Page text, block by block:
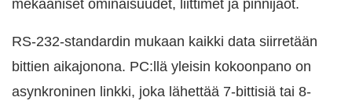
mekaaniset ominaisuudet, liittimet ja pinnijaot.
RS-232-standardin mukaan kaikki data siirretään
bittien aikajonona. PC:llä yleisin kokoonpano on
asynkroninen linkki, joka lähettää 7-bittisiä tai 8-